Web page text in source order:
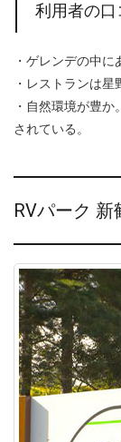
利用者の口
・ゲレンデの中に
・レストランは
・自然環境が豊
されている。
RVパーク